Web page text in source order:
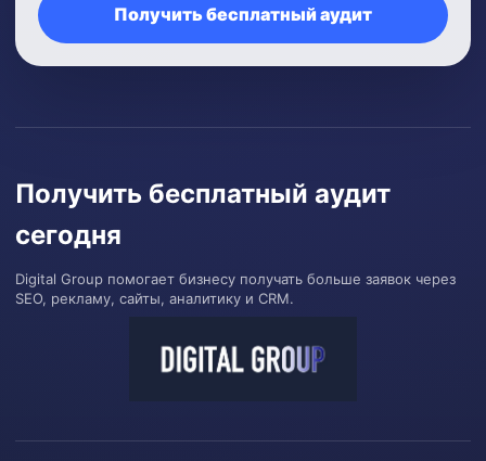
Получить бесплатный аудит
Получить бесплатный аудит
сегодня
Digital Group помогает бизнесу получать больше заявок через
SEO, рекламу, сайты, аналитику и CRM.